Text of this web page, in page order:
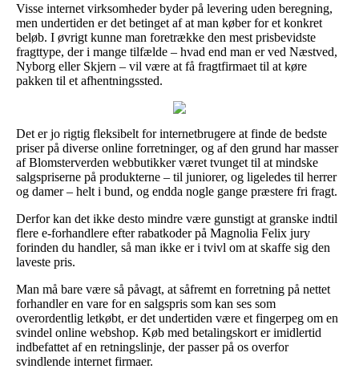
Visse internet virksomheder byder på levering uden beregning,
men undertiden er det betinget af at man køber for et konkret
beløb. I øvrigt kunne man foretrække den mest prisbevidste
fragttype, der i mange tilfælde – hvad end man er ved Næstved,
Nyborg eller Skjern – vil være at få fragtfirmaet til at køre
pakken til et afhentningssted.
Det er jo rigtig fleksibelt for internetbrugere at finde de bedste
priser på diverse online forretninger, og af den grund har masser
af Blomsterverden webbutikker været tvunget til at mindske
salgspriserne på produkterne – til juniorer, og ligeledes til herrer
og damer – helt i bund, og endda nogle gange præstere fri fragt.
Derfor kan det ikke desto mindre være gunstigt at granske indtil
flere e-forhandlere efter rabatkoder på Magnolia Felix jury
forinden du handler, så man ikke er i tvivl om at skaffe sig den
laveste pris.
Man må bare være så påvagt, at såfremt en forretning på nettet
forhandler en vare for en salgspris som kan ses som
overordentlig letkøbt, er det undertiden være et fingerpeg om en
svindel online webshop. Køb med betalingskort er imidlertid
indbefattet af en retningslinje, der passer på os overfor
svindlende internet firmaer.